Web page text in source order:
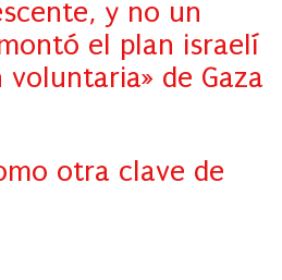
y no un
el plan israelí
voluntaria» de Gaza
otra clave de